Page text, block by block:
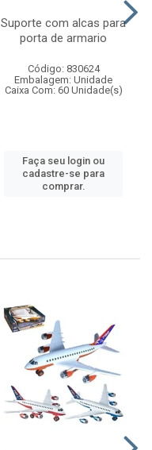
Suporte com alcas para
porta de armario
Código: 830624
Embalagem: Unidade
Caixa Com: 60 Unidade(s)
Faça seu login ou
cadastre-se para
comprar.